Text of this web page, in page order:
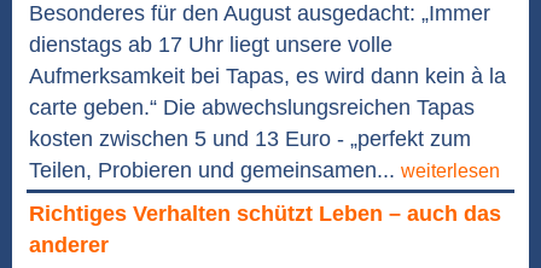
Besonderes für den August ausgedacht: „Immer
dienstags ab 17 Uhr liegt unsere volle
Aufmerksamkeit bei Tapas, es wird dann kein à la
carte geben.“ Die abwechslungsreichen Tapas
kosten zwischen 5 und 13 Euro - „perfekt zum
Teilen, Probieren und gemeinsamen... weiterlesen
Richtiges Verhalten schützt Leben – auch das
anderer